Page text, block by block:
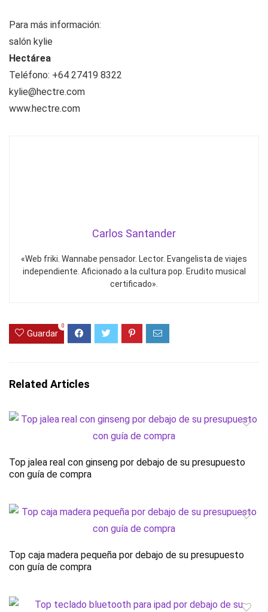
Para más información:
salón kylie
Hectárea
Teléfono: +64 27419 8322
kylie@hectre.com
www.hectre.com
Carlos Santander
«Web friki. Wannabe pensador. Lector. Evangelista de viajes
independiente. Aficionado a la cultura pop. Erudito musical
certificado».
Guardar
0
Related Articles
Top jalea real con ginseng por debajo de su presupuesto
con guía de compra
Top caja madera pequeña por debajo de su presupuesto
con guía de compra